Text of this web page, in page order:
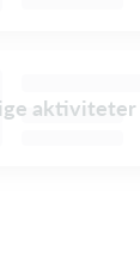
aktiviteter